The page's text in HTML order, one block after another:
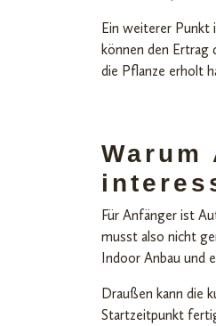
Ein weiterer Punkt
können den Ertrag
die Pflanze erholt
Für Anfänger ist
musst also nicht
Indoor Anbau und
Draußen kann die
Startzeitpunkt